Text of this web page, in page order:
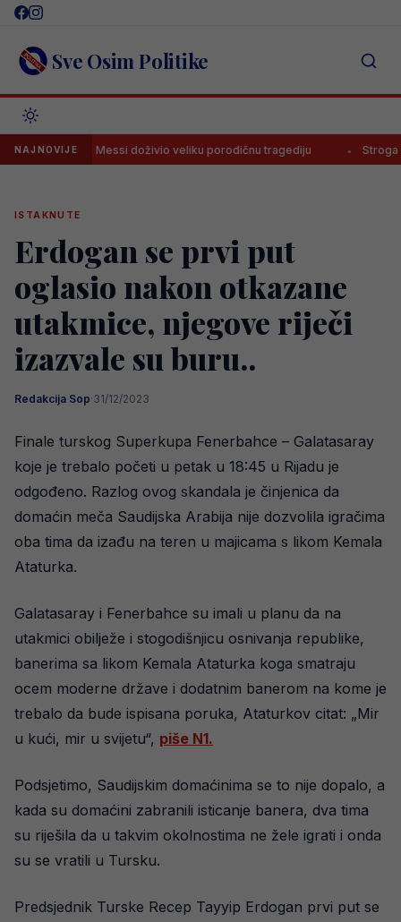
Skip
content Sve Osim Politike
NAJNOVIJE
Lionel Messi doživio veliku porodičnu tragediju Stroga
ISTAKNUTE
Erdogan se prvi put
oglasio nakon otkazane
utakmice, njegove riječi
izazvale su buru..
Redakcija Sop·31/12/2023
Finale turskog Superkupa Fenerbahce – Galatasaray
koje je trebalo početi u petak u 18:45 u Rijadu je
odgođeno. Razlog ovog skandala je činjenica da
domaćin meča Saudijska Arabija nije dozvolila igračima
oba tima da izađu na teren u majicama s likom Kemala
Ataturka.
Galatasaray i Fenerbahce su imali u planu da na
utakmici obilježe i stogodišnjicu osnivanja republike,
banerima sa likom Kemala Ataturka koga smatraju
ocem moderne države i dodatnim banerom na kome je
trebalo da bude ispisana poruka, Ataturkov citat: „Mir
u kući, mir u svijetu“, piše N1.
Podsjetimo, Saudijskim domaćinima se to nije dopalo, a
kada su domaćini zabranili isticanje banera, dva tima
su riješila da u takvim okolnostima ne žele igrati i onda
su se vratili u Tursku.
Predsjednik Turske Recep Tayyip Erdogan prvi put se